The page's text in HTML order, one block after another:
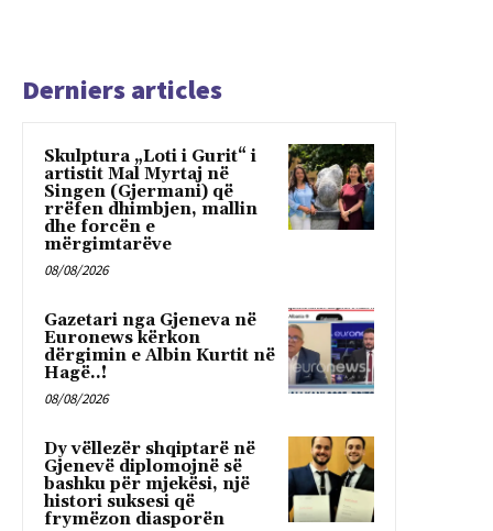
Derniers articles
Skulptura „Loti i Gurit“ i
artistit Mal Myrtaj në
Singen (Gjermani) që
rrëfen dhimbjen, mallin
dhe forcën e
mërgimtarëve
08/08/2026
Gazetari nga Gjeneva në
Euronews kërkon
dërgimin e Albin Kurtit në
Hagë..!
08/08/2026
Dy vëllezër shqiptarë në
Gjenevë diplomojnë së
bashku për mjekësi, një
histori suksesi që
frymëzon diasporën